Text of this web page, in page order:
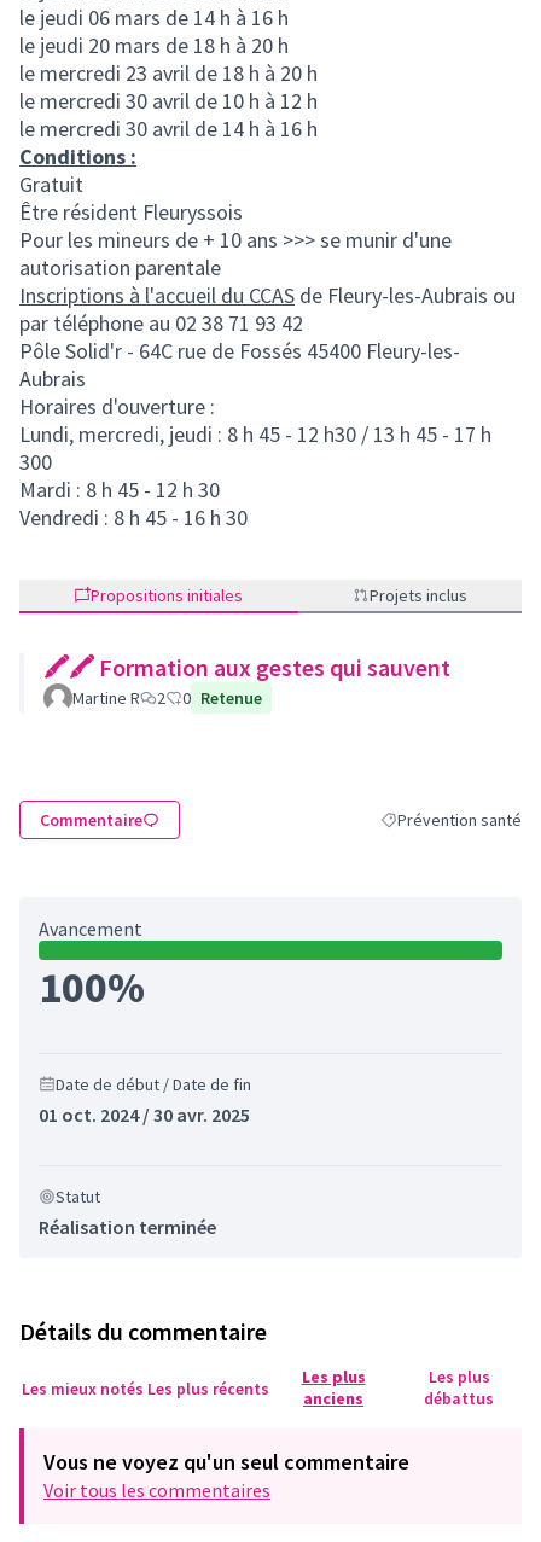
le jeudi 06 mars de 14 h à 16 h
le jeudi 20 mars de 18 h à 20 h
le mercredi 23 avril de 18 h à 20 h
le mercredi 30 avril de 10 h à 12 h
le mercredi 30 avril de 14 h à 16 h
Conditions :
Gratuit
Être résident Fleuryssois
Pour les mineurs de + 10 ans >>> se munir d'une
autorisation parentale
Inscriptions à l'accueil du CCAS de Fleury-les-Aubrais ou
par téléphone au 02 38 71 93 42
Pôle Solid'r - 64C rue de Fossés 45400 Fleury-les-
Aubrais
Horaires d'ouverture :
Lundi, mercredi, jeudi : 8 h 45 - 12 h30 / 13 h 45 - 17 h
300
Mardi : 8 h 45 - 12 h 30
Vendredi : 8 h 45 - 16 h 30
Propositions initiales Projets inclus
🖍🖍 Formation aux gestes qui sauvent
Martine R 2 0 Retenue
Commentaire Filtrer les résultats
Prévention santé
Avancement
100%
Date de début / Date de fin
01 oct. 2024 / 30 avr. 2025
Statut
Réalisation terminée
Détails du commentaire
Les mieux notés Les plus récents
Les plus
anciens
Les plus
débattus
Vous ne voyez qu'un seul commentaire
Voir tous les commentaires